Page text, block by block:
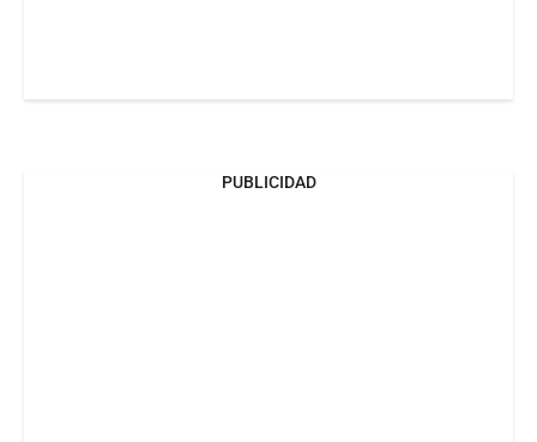
PUBLICIDAD